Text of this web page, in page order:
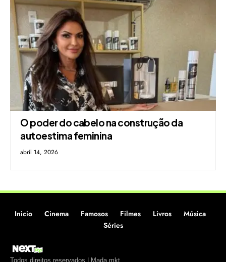
O poder do cabelo na construção da
autoestima feminina
abril 14, 2026
Inicio Cinema Famosos Filmes Livros
Música
Séries
Todos direitos reservados | Mada.mkt